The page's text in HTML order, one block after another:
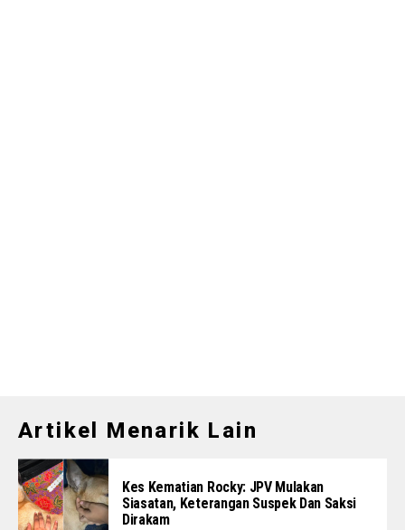
Artikel Menarik Lain
Kes Kematian Rocky: JPV Mulakan
Siasatan, Keterangan Suspek Dan Saksi
Dirakam